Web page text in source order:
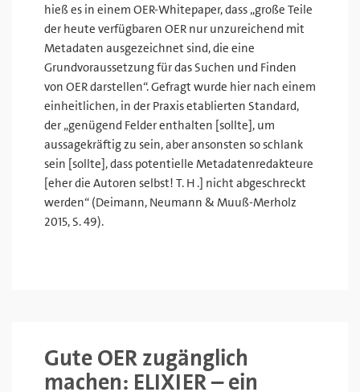
hieß es in einem OER-Whitepaper, dass „große Teile
der heute verfügbaren OER nur unzureichend mit
Metadaten ausgezeichnet sind, die eine
Grundvoraussetzung für das Suchen und Finden
von OER darstellen“. Gefragt wurde hier nach einem
einheitlichen, in der Praxis etablierten Standard,
der „genügend Felder enthalten [sollte], um
aussagekräftig zu sein, aber ansonsten so schlank
sein [sollte], dass potentielle Metadatenredakteure
[eher die Autoren selbst! T. H .] nicht abgeschreckt
werden“ (Deimann, Neumann & Muuß-Merholz
2015, S. 49).
Gute OER zugänglich
machen: ELIXIER – ein